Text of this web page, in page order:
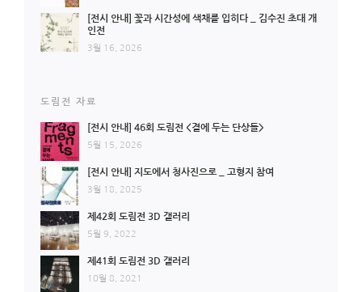
[전시 안내] 꽃과 시간성에 색채를 입히다 _ 김수진 초대 개
인전
3월 16, 2026
도림전 자료
[전시 안내] 46회 도림전 <곁에 두는 단상들>
5월 15, 2026
[전시 안내] 지도에서 청사진으로 _ 고형지 참여
3월 18, 2025
제42회 도림전 3D 갤러리
5월 9, 2022
제41회 도림전 3D 갤러리
10월 8, 2021